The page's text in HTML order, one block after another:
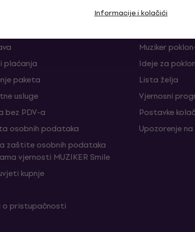
Informacije i kolačići
i odustajanja od ugovora
plaćanja
paketa
usluge
bez PDV-a
osobnih podataka
zaštite osobnih podataka
vjernosti MUZIKER Smile
kupnje
o pristupačnosti
FAQ - Često
Muziker
Ideje za poklon
Lista želja
Vjernosni
Postavke
Upozorenje